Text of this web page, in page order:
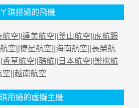
ㄚ琪搭過的飛機
航空 達美航空 釜山航空
虎航跟
空 捷星航空 海南航空 長榮航
香草航空 酷航 日本航空 樂桃航
空 越南航空
用過的虛擬主機